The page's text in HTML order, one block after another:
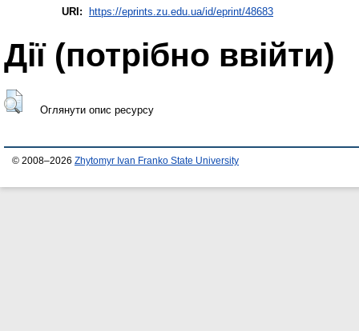
URI: https://eprints.zu.edu.ua/id/eprint/48683
Дії ​​(потрібно ввійти)
Оглянути опис ресурсу
© 2008–2026 Zhytomyr Ivan Franko State University